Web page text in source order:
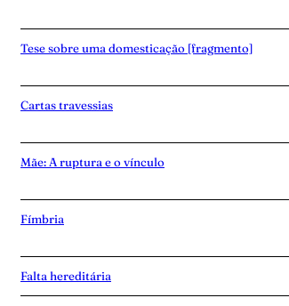
Tese sobre uma domesticação [fragmento]
Cartas travessias
Mãe: A ruptura e o vínculo
Fímbria
Falta hereditária